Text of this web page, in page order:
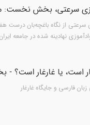
سرعتی، بخش نخست:
نهادینه شده در جامعه
است، یا غارغار است؟
فارسی و جایگاه غارغار